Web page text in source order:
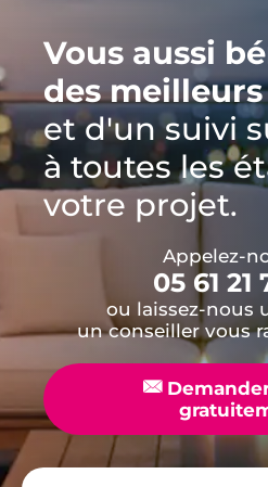
Vous aussi
des
et d'un suivi
à toutes les
votre projet.
Appelez-
05 61 21
ou laissez-nous
un conseiller vous
📧